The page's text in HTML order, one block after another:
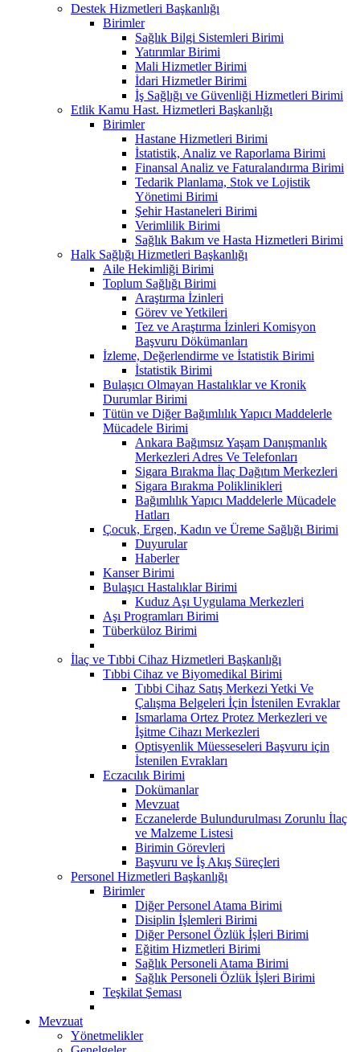
Destek Hizmetleri Başkanlığı
Birimler
Sağlık Bilgi Sistemleri Birimi
Yatırımlar Birimi
Mali Hizmetler Birimi
İdari Hizmetler Birimi
İş Sağlığı ve Güvenliği Hizmetleri Birimi
Etlik Kamu Hast. Hizmetleri Başkanlığı
Birimler
Hastane Hizmetleri Birimi
İstatistik, Analiz ve Raporlama Birimi
Finansal Analiz ve Faturalandırma Birimi
Tedarik Planlama, Stok ve Lojistik
Yönetimi Birimi
Şehir Hastaneleri Birimi
Verimlilik Birimi
Sağlık Bakım ve Hasta Hizmetleri Birimi
Halk Sağlığı Hizmetleri Başkanlığı
Aile Hekimliği Birimi
Toplum Sağlığı Birimi
Araştırma İzinleri
Görev ve Yetkileri
Tez ve Araştırma İzinleri Komisyon
Başvuru Dökümanları
İzleme, Değerlendirme ve İstatistik Birimi
İstatistik Birimi
Bulaşıcı Olmayan Hastalıklar ve Kronik
Durumlar Birimi
Tütün ve Diğer Bağımlılık Yapıcı Maddelerle
Mücadele Birimi
Ankara Bağımsız Yaşam Danışmanlık
Merkezleri Adres Ve Telefonları
Sigara Bırakma İlaç Dağıtım Merkezleri
Sigara Bırakma Poliklinikleri
Bağımlılık Yapıcı Maddelerle Mücadele
Hatları
Çocuk, Ergen, Kadın ve Üreme Sağlığı Birimi
Duyurular
Haberler
Kanser Birimi
Bulaşıcı Hastalıklar Birimi
Kuduz Aşı Uygulama Merkezleri
Aşı Programları Birimi
Tüberküloz Birimi
İlaç ve Tıbbi Cihaz Hizmetleri Başkanlığı
Tıbbi Cihaz ve Biyomedikal Birimi
Tıbbi Cihaz Satış Merkezi Yetki Ve
Çalışma Belgeleri İçin İstenilen Evraklar
Ismarlama Ortez Protez Merkezleri ve
İşitme Cihazı Merkezleri
Optisyenlik Müesseseleri Başvuru için
İstenilen Evrakları
Eczacılık Birimi
Dokümanlar
Mevzuat
Eczanelerde Bulundurulması Zorunlu İlaç
ve Malzeme Listesi
Birimin Görevleri
Başvuru ve İş Akış Süreçleri
Personel Hizmetleri Başkanlığı
Birimler
Diğer Personel Atama Birimi
Disiplin İşlemleri Birimi
Diğer Personel Özlük İşleri Birimi
Eğitim Hizmetleri Birimi
Sağlık Personeli Atama Birimi
Sağlık Personeli Özlük İşleri Birimi
Teşkilat Şeması
Mevzuat
Yönetmelikler